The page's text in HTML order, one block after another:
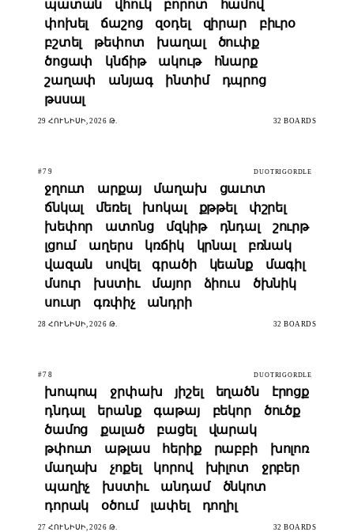
պատան վհուկ բորոտ
համով
փոխել
ճաշոց զօդել զիրար
բիւրօ
բշտել
թեփոտ խաղալ
ծուփք
ծոցափ
կնճիթ ակութ
հնարք
շաղափ
անյագ ինտիմ
դպրոց
թսսալ
29 ՀՈՒՆԻՍԻ, 2026 Թ. 32 BOARDS
#79 DUOTRIGORDLE
ջղուտ արքայ մաղախ
ցաւոտ
ճնկալ
մեռել խոկալ քթթել
փշրել
խեփոր
ատոնց մզկիթ դնդալ
շուրթ
լցում
աղերս կռճիկ կրնալ
բռնակ
վազան
սովել գրածի կեանք
մագիլ
մսուր
խստիւ մայոր ձիուս
ծխնիկ
սուսր
գռփիչ անդրի
28 ՀՈՒՆԻՍԻ, 2026 Թ. 32 BOARDS
#78 DUOTRIGORDLE
խոպոպ ջրփախ յիշել եղածն
էրոցք
դնդալ
երանք գաթայ բեկոր
ծուծք
ծամոց
քալած բացել
վարակ
թփուտ
աթլաս հերիք րաբբի
խոլոռ
մաղախ
չոքել կորով խիլոտ
ջրբեր
պաղիչ
խստիւ անդամ
ծնկոտ
դորակ
օծում լափել դողիլ
27 ՀՈՒՆԻՍԻ, 2026 Թ. 32 BOARDS